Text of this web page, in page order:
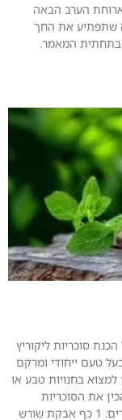
הערב הבאה
שתפתיע את החך
בתחתית המאמר.
סוכריות ליקוריץ
טעם ייחודי ומרקם
בחנויות טבע או
את הסוכריות
הפופולריות הללו בבית בתהליך פשוט ומהנה. חומרים: 1 כף אבקת שורש